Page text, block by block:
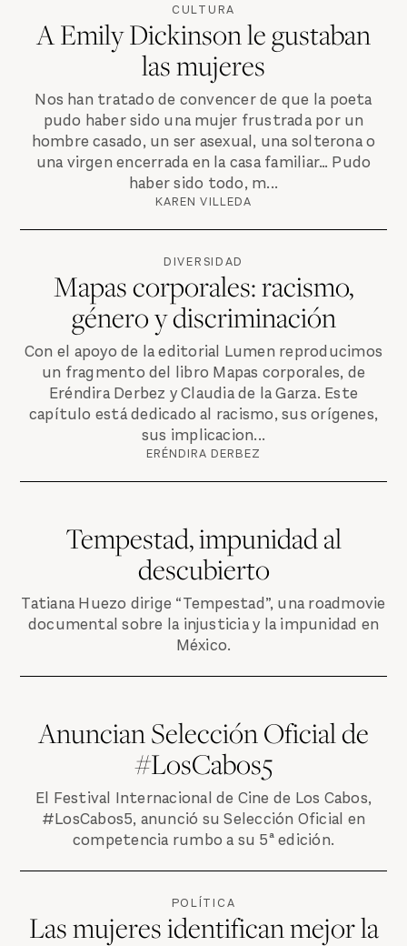
CULTURA
A Emily Dickinson le gustaban
las mujeres
Nos han tratado de convencer de que la poeta
pudo haber sido una mujer frustrada por un
hombre casado, un ser asexual, una solterona o
una virgen encerrada en la casa familiar… Pudo
haber sido todo, m...
KAREN VILLEDA
DIVERSIDAD
Mapas corporales: racismo,
género y discriminación
Con el apoyo de la editorial Lumen reproducimos
un fragmento del libro Mapas corporales, de
Eréndira Derbez y Claudia de la Garza. Este
capítulo está dedicado al racismo, sus orígenes,
sus implicacion...
ERÉNDIRA DERBEZ
Tempestad, impunidad al
descubierto
Tatiana Huezo dirige “Tempestad”, una roadmovie
documental sobre la injusticia y la impunidad en
México.
Anuncian Selección Oficial de
#LosCabos5
El Festival Internacional de Cine de Los Cabos,
#LosCabos5, anunció su Selección Oficial en
competencia rumbo a su 5ª edición.
POLÍTICA
Las mujeres identifican mejor la